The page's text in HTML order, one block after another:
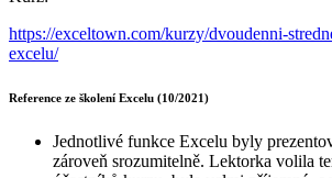
https://exceltown.com/kurzy/dvoudenni-
excelu/
Reference ze školení Excelu (10/2021)
Jednotlivé funkce Excelu byly
zároveň srozumitelně. Lektorka volila